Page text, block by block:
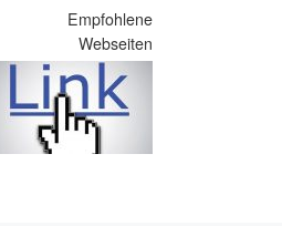
Empfohlene
Webseiten